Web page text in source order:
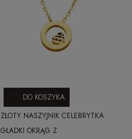
ZŁOTY NASZYJNIK CELEBRYTKA
GŁADKI OKRĄG Z
DO KOSZYKA